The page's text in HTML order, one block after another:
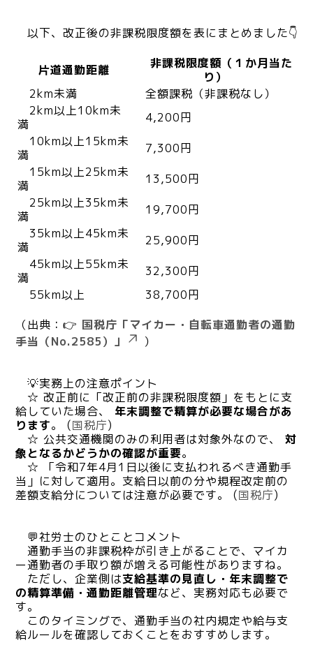
以下、改正後の非課税限度額を表にまとめました👇
片道通勤距離
非課税限度額（１か月当た
り）
2km未満
全額課税（非課税なし）
2km以上10km未
満
4,200円
10km以上15km未
満
7,300円
15km以上25km未
満
13,500円
25km以上35km未
満
19,700円
35km以上45km未
満
25,900円
45km以上55km未
満
32,300円
55km以上
38,700円
（出典：👉 国税庁「マイカー・自転車通勤者の通勤
手当（No.2585）」
）
💡実務上の注意ポイント
☆ 改正前に「改正前の非課税限度額」をもとに支
給していた場合、 年末調整で精算が必要な場合があ
ります。 (国税庁)
☆ 公共交通機関のみの利用者は対象外なので、 対
象となるかどうかの確認が重要。
☆ 「令和7年4月1日以後に支払われるべき通勤手
当」に対して適用。支給日以前の分や規程改定前の
差額支給分については注意が必要です。 (国税庁)
💬社労士のひとことコメント
通勤手当の非課税枠が引き上がることで、マイカ
ー通勤者の手取り額が増える可能性がありますね。
ただし、企業側は支給基準の見直し・年末調整で
の精算準備・通勤距離管理など、実務対応も必要で
す。
このタイミングで、通勤手当の社内規定や給与支
給ルールを確認しておくことをおすすめします。